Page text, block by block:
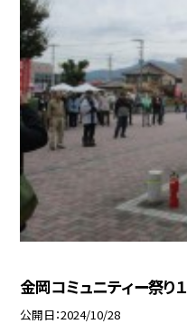
金岡コミュニティー祭り１
公開日 2024/10/28